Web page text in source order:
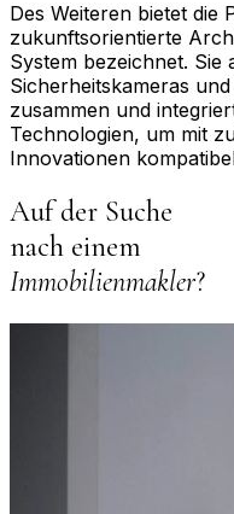
Des Weiteren bietet die
zukunftsorientierte
System bezeichnet. Sie
Sicherheitskameras
zusammen und
Technologien, um mit
Innovationen
Auf der Suche
nach einem
Immobilienmakler?